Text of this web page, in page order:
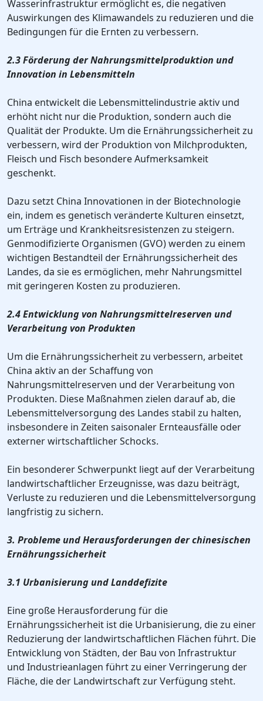
Wasserinfrastruktur ermöglicht es, die negativen
Auswirkungen des Klimawandels zu reduzieren und die
Bedingungen für die Ernten zu verbessern.
2.3 Förderung der Nahrungsmittelproduktion und
Innovation in Lebensmitteln
China entwickelt die Lebensmittelindustrie aktiv und
erhöht nicht nur die Produktion, sondern auch die
Qualität der Produkte. Um die Ernährungssicherheit zu
verbessern, wird der Produktion von Milchprodukten,
Fleisch und Fisch besondere Aufmerksamkeit
geschenkt.
Dazu setzt China Innovationen in der Biotechnologie
ein, indem es genetisch veränderte Kulturen einsetzt,
um Erträge und Krankheitsresistenzen zu steigern.
Genmodifizierte Organismen (GVO) werden zu einem
wichtigen Bestandteil der Ernährungssicherheit des
Landes, da sie es ermöglichen, mehr Nahrungsmittel
mit geringeren Kosten zu produzieren.
2.4 Entwicklung von Nahrungsmittelreserven und
Verarbeitung von Produkten
Um die Ernährungssicherheit zu verbessern, arbeitet
China aktiv an der Schaffung von
Nahrungsmittelreserven und der Verarbeitung von
Produkten. Diese Maßnahmen zielen darauf ab, die
Lebensmittelversorgung des Landes stabil zu halten,
insbesondere in Zeiten saisonaler Ernteausfälle oder
externer wirtschaftlicher Schocks.
Ein besonderer Schwerpunkt liegt auf der Verarbeitung
landwirtschaftlicher Erzeugnisse, was dazu beiträgt,
Verluste zu reduzieren und die Lebensmittelversorgung
langfristig zu sichern.
3. Probleme und Herausforderungen der chinesischen
Ernährungssicherheit
3.1 Urbanisierung und Landdefizite
Eine große Herausforderung für die
Ernährungssicherheit ist die Urbanisierung, die zu einer
Reduzierung der landwirtschaftlichen Flächen führt. Die
Entwicklung von Städten, der Bau von Infrastruktur
und Industrieanlagen führt zu einer Verringerung der
Fläche, die der Landwirtschaft zur Verfügung steht.